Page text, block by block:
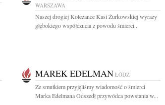
WARSZAWA
Naszej drogiej Koleżance Kasi Żurkowskiej wyrazy
głębokiego współczucia z powodu śmierci...
MAREK EDELMAN ŁÓDŹ
Ze smutkiem przyjęliśmy wiadomość o śmierci
Marka Edelmana Odszedł przywódca powstania w...